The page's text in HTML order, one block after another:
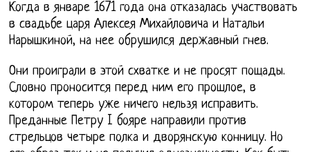
Когда в январе 1671 года она отказалась участвовать
в свадьбе царя Алексея Михайловича и Натальи
Нарышкиной, на нее обрушился державный гнев.
Они проиграли в этой схватке и не просят пощады.
Словно проносится перед ним его прошлое, в
котором теперь уже ничего нельзя исправить.
Преданные Петру I бояре направили против
стрельцов четыре полка и дворянскую конницу. Но